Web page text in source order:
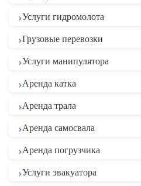
Услуги гидромолота
Грузовые перевозки
Услуги манипулятора
Аренда катка
Аренда трала
Аренда самосвала
Аренда погрузчика
Услуги эвакуатора